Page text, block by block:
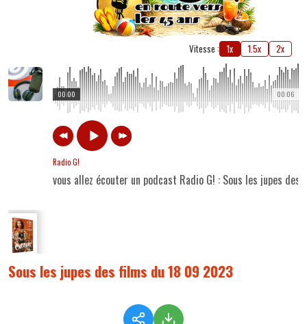
Vitesse : 1x 1.5x 2x
00:06
00:00
Radio G!
vous allez écouter un podcast Radio G! : Sous les jupes
Sous les jupes des films du 18 09 2023